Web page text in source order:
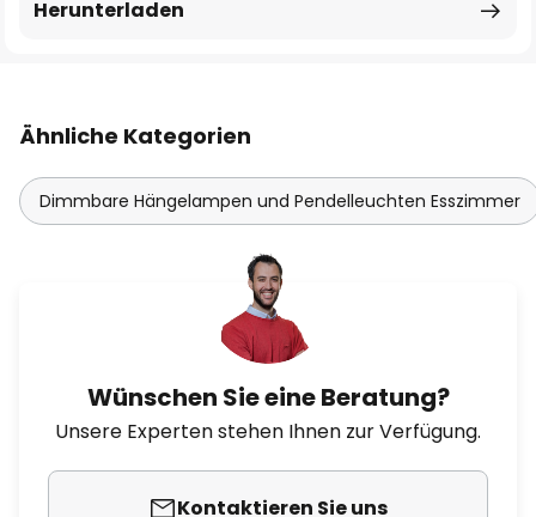
Herunterladen
Ähnliche Kategorien
Dimmbare Hängelampen und Pendelleuchten Esszimmer
Wünschen Sie eine Beratung?
Unsere Experten stehen Ihnen zur Verfügung.
Kontaktieren Sie uns